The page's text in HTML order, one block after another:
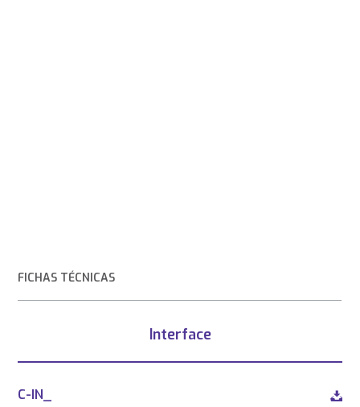
FICHAS TÉCNICAS
Interface
C-IN_